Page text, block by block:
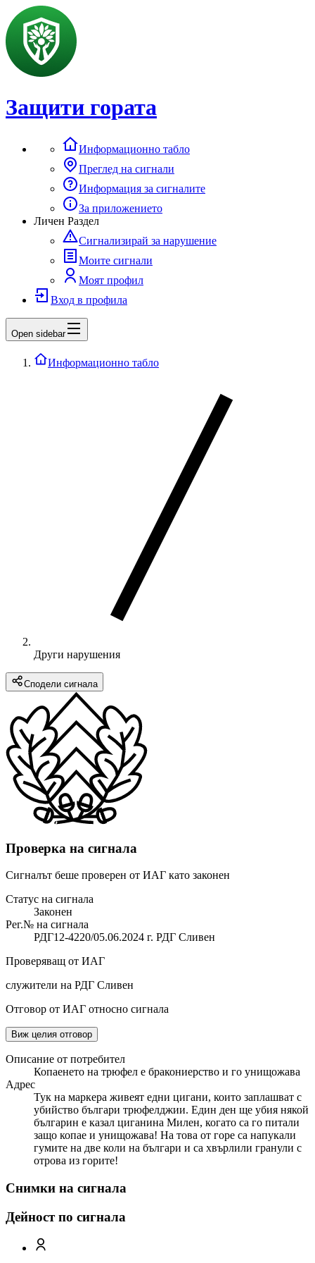
Защити гората
Информационно табло
Преглед на сигнали
Информация за сигналите
За приложението
Личен Раздел
Сигнализирай за нарушение
Моите сигнали
Моят профил
Вход в профила
Open sidebar
Информационно табло
Други нарушения
Сподели сигнала
Проверка на сигнала
Сигналът беше проверен от ИАГ като законен
Статус на сигнала
Законен
Рег.№ на сигнала
РДГ12-4220/05.06.2024 г. РДГ Сливен
Проверяващ от ИАГ
служители на РДГ Сливен
Отговор от ИАГ относно сигнала
Виж целия отговор
Описание от потребител
Копаенето на трюфел е бракониерство и го унищожава
Адрес
Тук на маркера живеят едни цигани, които заплашват с
убийство българи трюфелджии. Един ден ще убия някой
българин е казал циганина Милен, когато са го питали
защо копае и унищожава! На това от горе са напукали
гумите на две коли на българи и са хвърлили гранули с
отрова из горите!
Снимки на сигнала
Дейност по сигнала